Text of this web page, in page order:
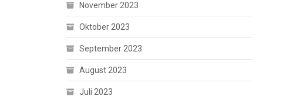
November 2023
Oktober 2023
September 2023
August 2023
Juli 2023